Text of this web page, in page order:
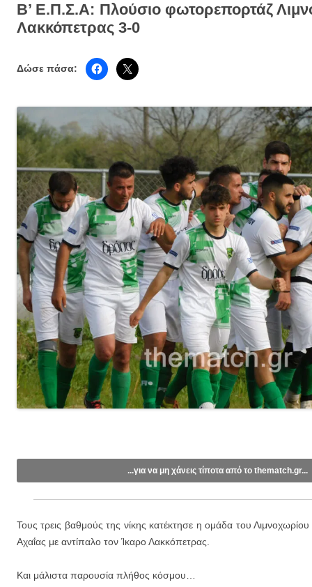
Β’ Ε.Π.Σ.Α: Πλούσιο φωτορεπορτάζ
Λακκόπετρας 3-0
Δώσε πάσα:
...για να μη χάνεις τίποτα από το thematch.gr...
Εγγραφείτε στο κανάλι μας στοYoutube.
Εγγραφείτε στις ενημερώσεις μέσω email (1 email/ημέρα):
Τους τρεις βαθμούς της νίκης κατέκτησε η ομάδα του Λιμνοχωρίου
Αχαΐας με αντίπαλο τον Ίκαρο Λακκόπετρας.
Και μάλιστα παρουσία πλήθος κόσμου…